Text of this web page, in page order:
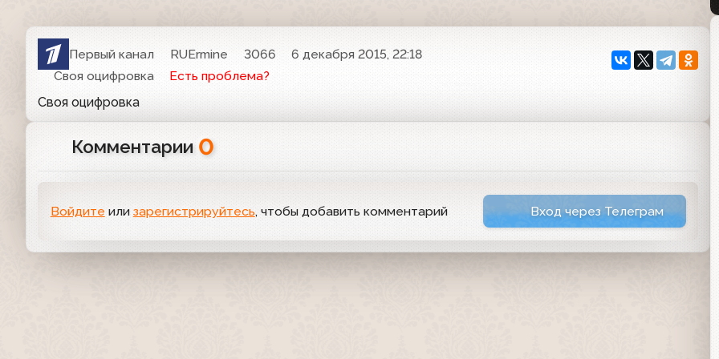
Первый канал RUErmine 3066
6 декабря 2015, 22:18
Своя оцифровка
Есть проблема?
Своя оцифровка
Комментарии 0
Войдите или зарегистрируйтесь, чтобы добавить комментарий Вход через Телеграм